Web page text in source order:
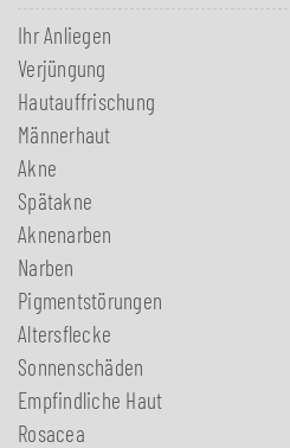
Ihr Anliegen
Verjüngung
Hautauffrischung
Männerhaut
Akne
Spätakne
Aknenarben
Narben
Pigmentstörungen
Altersflecke
Sonnenschäden
Empfindliche Haut
Rosacea